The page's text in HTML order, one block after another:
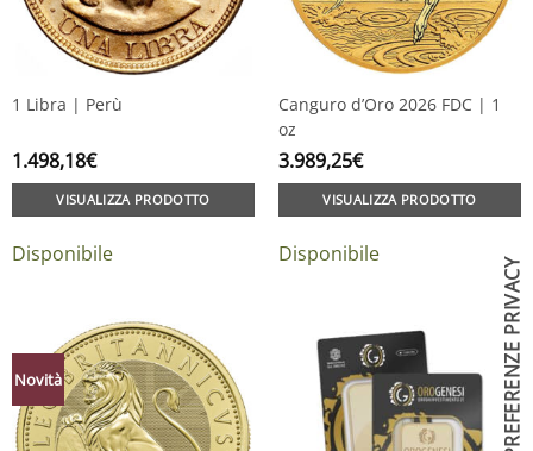
1 Libra | Perù
1.498,18€
VISUALIZZA PRODOTTO
Disponibile
Canguro d’Oro 2026 FDC | 1
oz
3.989,25€
VISUALIZZA PRODOTTO
Disponibile
Novità